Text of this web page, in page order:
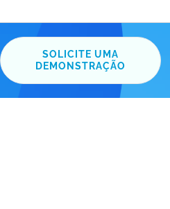
SOLICITE UMA
DEMONSTRAÇÃO